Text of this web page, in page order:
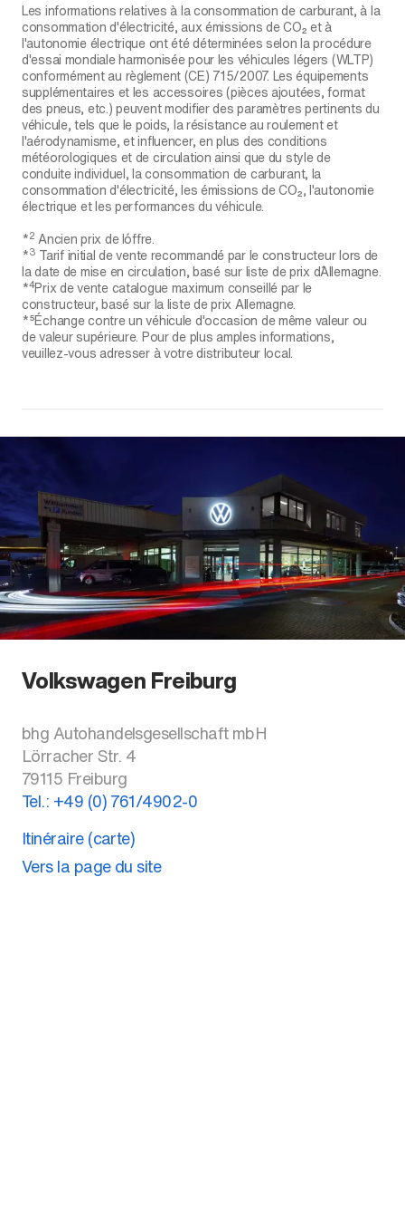
Les informations relatives à la consommation de carburant, à la
consommation d'électricité, aux émissions de CO₂ et à
l'autonomie électrique ont été déterminées selon la procédure
d'essai mondiale harmonisée pour les véhicules légers (WLTP)
conformément au règlement (CE) 715/2007. Les équipements
supplémentaires et les accessoires (pièces ajoutées, format
des pneus, etc.) peuvent modifier des paramètres pertinents du
véhicule, tels que le poids, la résistance au roulement et
l'aérodynamisme, et influencer, en plus des conditions
météorologiques et de circulation ainsi que du style de
conduite individuel, la consommation de carburant, la
consommation d'électricité, les émissions de CO₂, l'autonomie
électrique et les performances du véhicule.
*2 Ancien prix de l´offre.
*3 Tarif initial de vente recommandé par le constructeur lors de
la date de mise en circulation, basé sur liste de prix d´Allemagne.
*4Prix de vente catalogue maximum conseillé par le
constructeur, basé sur la liste de prix Allemagne.
*⁵Échange contre un véhicule d'occasion de même valeur ou
de valeur supérieure. Pour de plus amples informations,
veuillez-vous adresser à votre distributeur local.
Volkswagen Freiburg
bhg Autohandelsgesellschaft mbH
Lörracher Str. 4
79115 Freiburg
Tel.: +49 (0) 761/4902-0
Itinéraire (carte)
Vers la page du site